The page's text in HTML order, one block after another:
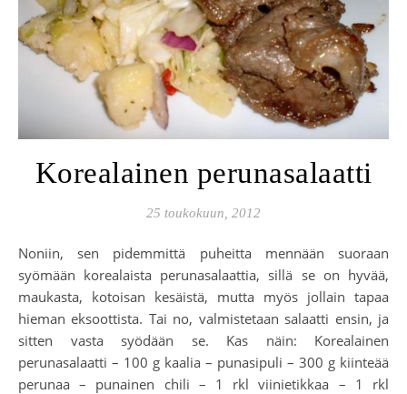
Korealainen perunasalaatti
25 toukokuun, 2012
Noniin, sen pidemmittä puheitta mennään suoraan
syömään korealaista perunasalaattia, sillä se on hyvää,
maukasta, kotoisan kesäistä, mutta myös jollain tapaa
hieman eksoottista. Tai no, valmistetaan salaatti ensin, ja
sitten vasta syödään se. Kas näin: Korealainen
perunasalaatti – 100 g kaalia – punasipuli – 300 g kiinteää
perunaa – punainen chili – 1 rkl viinietikkaa – 1 rkl